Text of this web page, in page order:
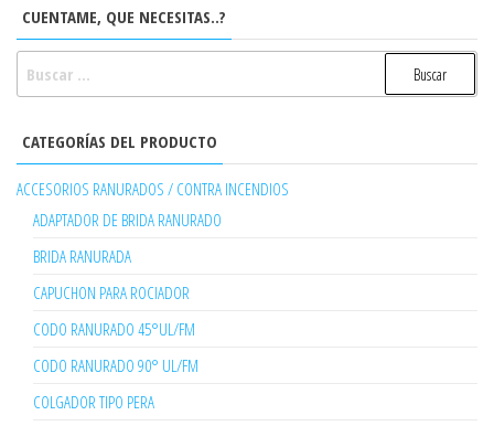
CUENTAME, QUE NECESITAS..?
CATEGORÍAS DEL PRODUCTO
ACCESORIOS RANURADOS / CONTRA INCENDIOS
ADAPTADOR DE BRIDA RANURADO
BRIDA RANURADA
CAPUCHON PARA ROCIADOR
CODO RANURADO 45°UL/FM
CODO RANURADO 90° UL/FM
COLGADOR TIPO PERA